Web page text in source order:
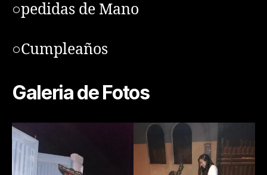
○pedidas de Mano
○Cumpleaños
Galeria de Fotos